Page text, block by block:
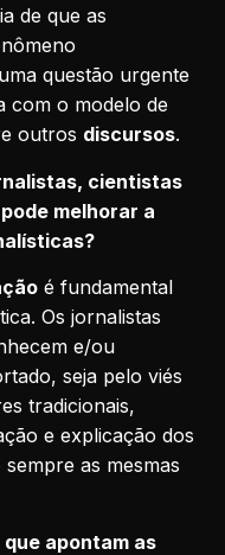
de que as
questão urgente
com o modelo de
outros discursos.
cientistas
melhorar a
é fundamental
Os jornalistas
e/ou
seja pelo viés
tradicionais,
e explicação dos
as mesmas
apontam as